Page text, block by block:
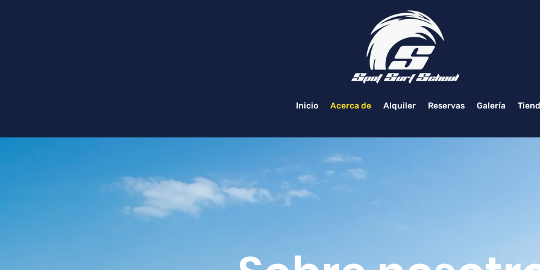
Inicio Acerca de Alquiler Reservas Galería